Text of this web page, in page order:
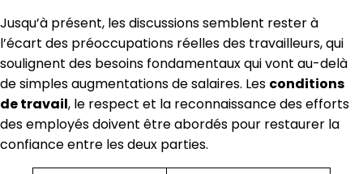
Jusqu’à présent, les discussions semblent rester à
l’écart des préoccupations réelles des travailleurs, qui
soulignent des besoins fondamentaux qui vont au-delà
de simples augmentations de salaires. Les conditions
de travail, le respect et la reconnaissance des efforts
des employés doivent être abordés pour restaurer la
confiance entre les deux parties.